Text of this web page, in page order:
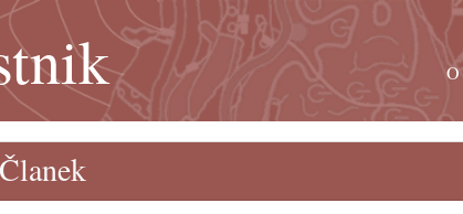
Članek